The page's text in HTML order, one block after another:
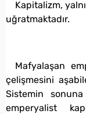
Kapitalizm,
uğratmaktadır.
Mafyalaşan
çelişmesini
Sistemin
emperyalist